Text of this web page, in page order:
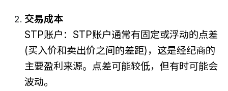
交易成本
STP账户：STP账户通常有固定或浮动的点差
(买入价和卖出价之间的差距)，这是经纪商的
主要盈利来源。点差可能较低，但有时可能会
波动。